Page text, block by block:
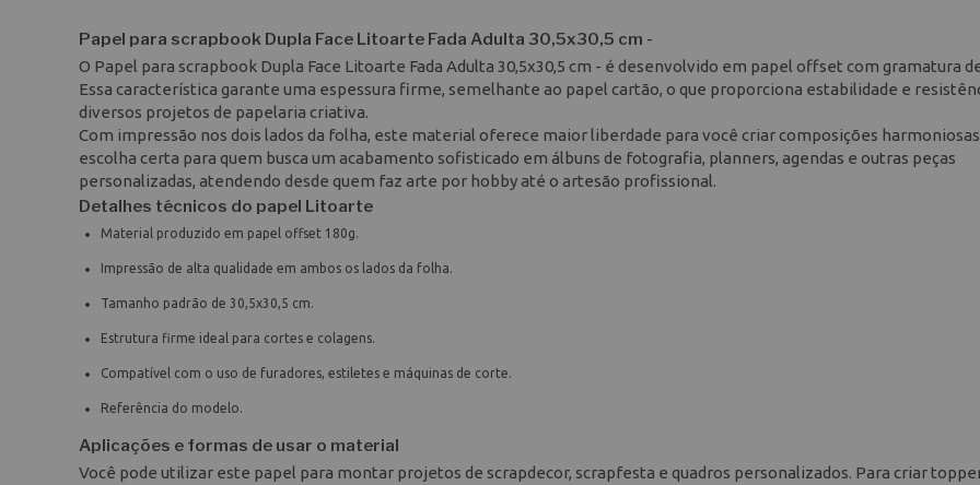
Papel para scrapbook Dupla Face Litoarte Fada Adulta 30,5x30,5 cm -
O Papel para scrapbook Dupla Face Litoarte Fada Adulta 30,5x30,5 cm - é desenvolvido em papel offset com gramatura
Essa característica garante uma espessura firme, semelhante ao papel cartão, o que proporciona estabilidade e
diversos projetos de papelaria criativa.
Com impressão nos dois lados da folha, este material oferece maior liberdade para você criar composições
escolha certa para quem busca um acabamento sofisticado em álbuns de fotografia, planners, agendas e outras peças
personalizadas, atendendo desde quem faz arte por hobby até o artesão profissional.
Detalhes técnicos do papel Litoarte
Material produzido em papel offset 180g.
Impressão de alta qualidade em ambos os lados da folha.
Tamanho padrão de 30,5x30,5 cm.
Estrutura firme ideal para cortes e colagens.
Compatível com o uso de furadores, estiletes e máquinas de corte.
Referência do modelo.
Aplicações e formas de usar o material
Você pode utilizar este papel para montar projetos de scrapdecor, scrapfesta e quadros personalizados. Para criar